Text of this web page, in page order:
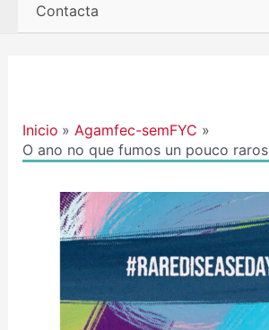
Contacta
Inicio
Agamfec-semFYC
O ano no que fumos un pouco raros